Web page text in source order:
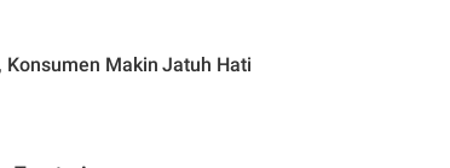
Makin Jatuh Hati